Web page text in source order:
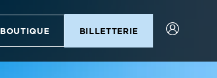
BOUTIQUE BILLETTERIE